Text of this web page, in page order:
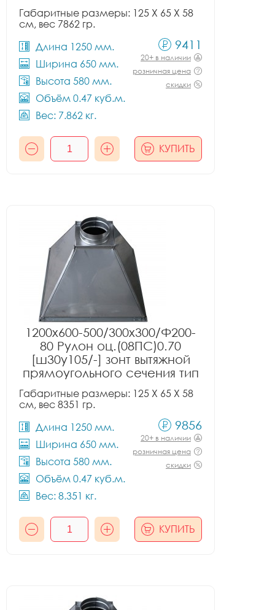
Габаритные размеры: 125 X 65 X 58
см, вес 7862 гр.
Длина 1250 мм.
Ширина 650 мм.
Высота 580 мм.
Объём 0.47 куб.м.
Вес: 7.862 кг.
9411
20+ в наличии
розничная цена
скидки
КУПИТЬ
1200x600-500/300x300/Ф200-
80 Рулон оц.(08ПС)0.70
[ш30у105/-] зонт вытяжной
прямоугольного сечения тип
Габаритные размеры: 125 X 65 X 58
см, вес 8351 гр.
Длина 1250 мм.
Ширина 650 мм.
Высота 580 мм.
Объём 0.47 куб.м.
Вес: 8.351 кг.
9856
20+ в наличии
розничная цена
скидки
КУПИТЬ